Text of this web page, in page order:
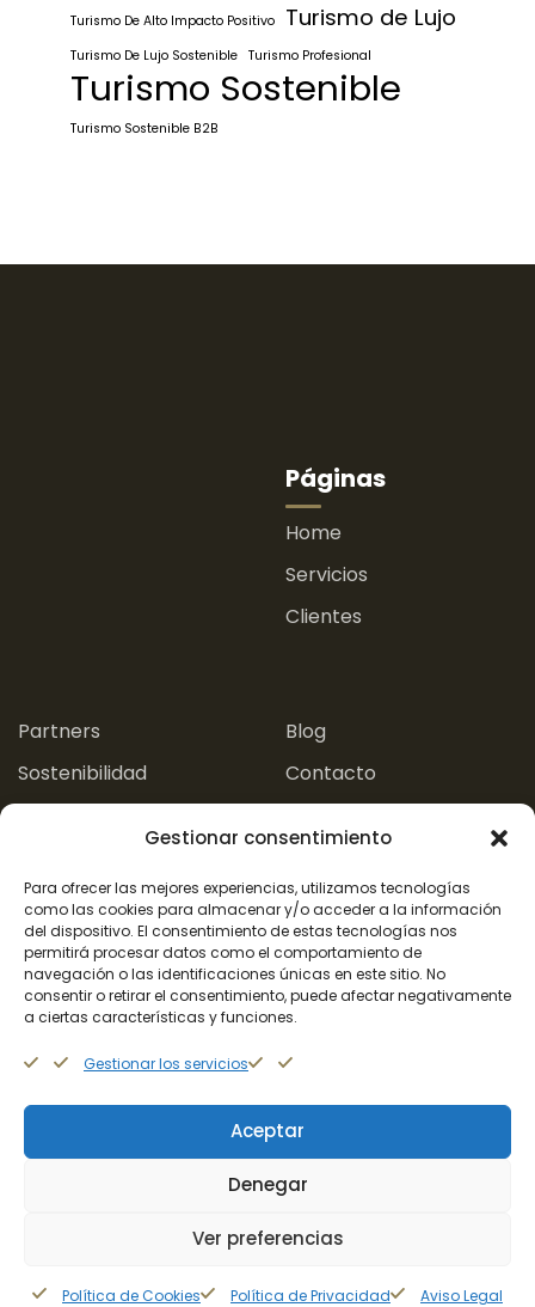
Gestionar consentimiento
Para ofrecer las mejores experiencias, utilizamos tecnologías
como las cookies para almacenar y/o acceder a la información
del dispositivo. El consentimiento de estas tecnologías nos
permitirá procesar datos como el comportamiento de
navegación o las identificaciones únicas en este sitio. No
consentir o retirar el consentimiento, puede afectar negativamente
a ciertas características y funciones.
Gestionar los servicios
Aceptar
Denegar
Ver preferencias
Política de Cookies Política de Privacidad Aviso Legal
Turismo De Alto Impacto Positivo
Turismo de Lujo
Turismo De Lujo Sostenible Turismo Profesional
Turismo Sostenible
Turismo Sostenible B2B
Páginas
Home
Servicios
Clientes
Partners
Sostenibilidad
Blog
Contacto
Aviso Legal
Política de Privacidad Política de Cookies
+34 662 409 571
SBC International Services
Iconify Branding